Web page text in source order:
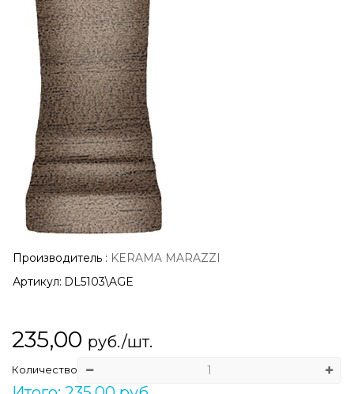
Производитель : KERAMA MARAZZI
Артикул: DL5103\AGE
235,00 руб./шт.
Количество